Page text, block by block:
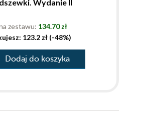
Wydanie II
zestawu: 134.70 zł
123.2 zł (-48%)
Dodaj do koszyka